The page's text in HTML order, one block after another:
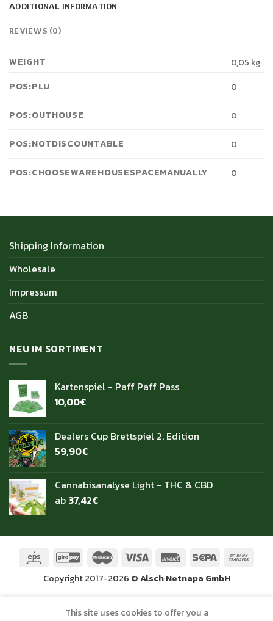
ADDITIONAL INFORMATION
REVIEWS (0)
WEIGHT
0,05 kg
POS:PLU
0
POS:OUTHOUSE 0
POS:NOTDISCOUNTABLE 0
POS:CHOOSEWAREHOUSESPACEMANUALLY 0
Shipping Information
Wholesale
Impressum
AGB
NEU IM SORTIMENT
Kartenspiel - Paff Paff Pass
10,00€
Dealers Cup Brettspiel 2. Edition
59,90€
Cannabisanalyse Light - THC & CBD
ab 37,42€
Copyright 2017-2026 ©Alsch Netnapa GmbH
This site uses cookies to offer you a